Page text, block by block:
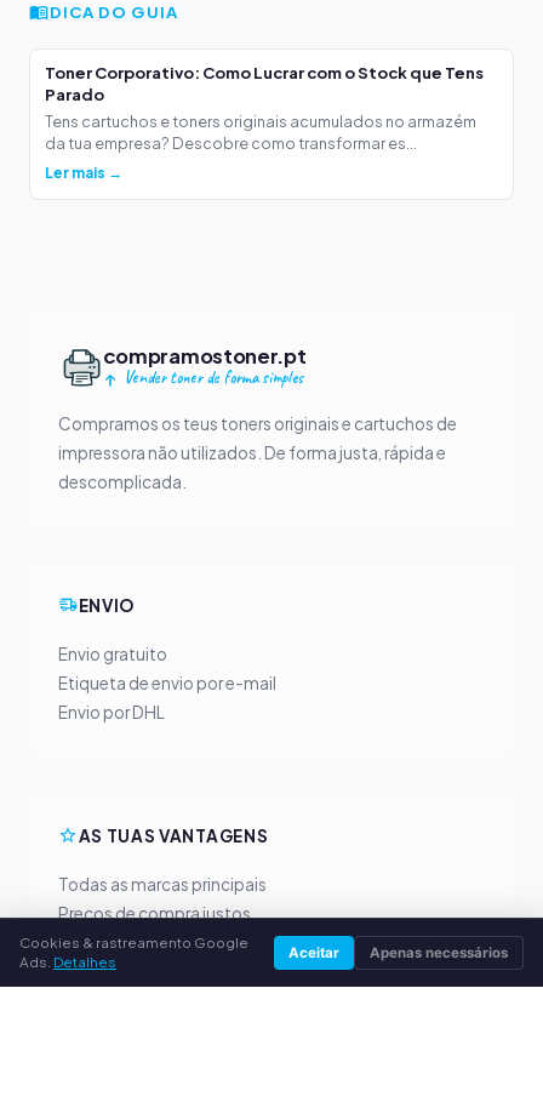
DICA DO GUIA
Toner Corporativo: Como Lucrar com o Stock que Tens
Parado
Tens cartuchos e toners originais acumulados no armazém
da tua empresa? Descobre como transformar es...
Ler mais →
compramostoner.pt
Vender toner de forma simples
Compramos os teus toners originais e cartuchos de
impressora não utilizados. De forma justa, rápida e
descomplicada.
ENVIO
Envio gratuito
Etiqueta de envio por e-mail
Envio por DHL
AS TUAS VANTAGENS
Todas as marcas principais
Preços de compra justos
Pagamento antecipado por PayPal
Aconselhamento personalizado
Cookies & rastreamento Google
Ads. Detalhes Aceitar Apenas necessários